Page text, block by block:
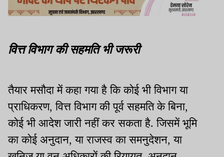
वित्त विभाग की सहमति भी जरूरी
तैयार मसौदा में कहा गया है कि कोई भी विभाग या
प्राधिकरण, वित्त विभाग की पूर्व सहमति के बिना,
कोई भी आदेश जारी नहीं कर सकता है. जिसमें भूमि
का कोई अनुदान, या राजस्व का समनुदेशन, या